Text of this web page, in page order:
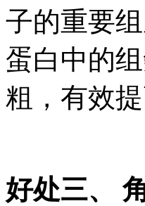
子的重要
蛋白中的
粗，有效
好处三、